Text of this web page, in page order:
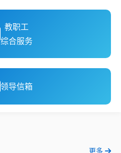
教职工
综合服务
领导信箱
更多